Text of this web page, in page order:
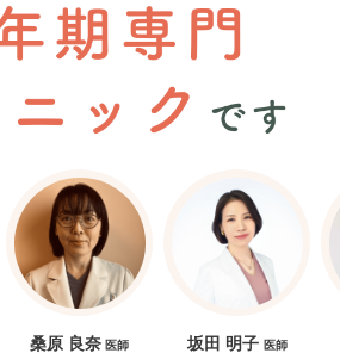
良奈 医師 坂田 明子 医師